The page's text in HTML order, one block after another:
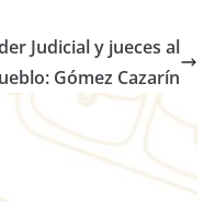
Judicial y jueces al
Gómez Cazarín